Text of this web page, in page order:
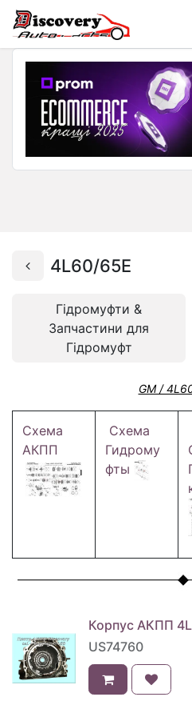
4L60/65E
Гідромуфти &
Запчастини для
Гідромуфт
GM /
Схема
АКПП
Схема
Гидрому
фты
Корпус АКПП
US74760